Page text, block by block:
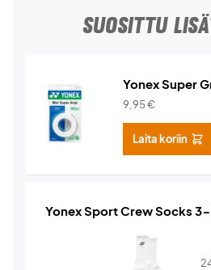
SUOSITTU
Yonex Super
9,95€
Laita koriin
Yonex Sport Crew Socks